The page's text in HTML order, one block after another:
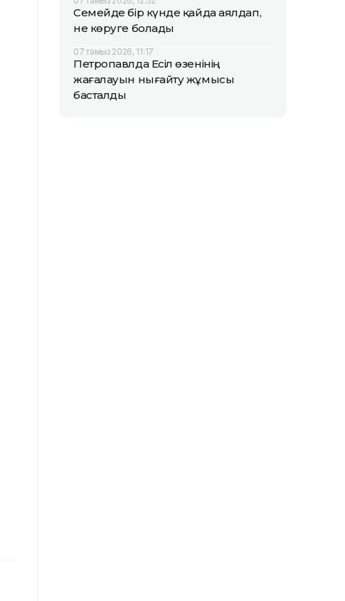
Семейде бір күнде қайда аялдап,
не көруге болады
07 тамыз 2026, 11:17
Петропавлда Есіл өзенінің
жағалауын нығайту жұмысы
басталды